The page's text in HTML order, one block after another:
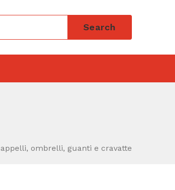
Search
ombrelli, guanti e cravatte